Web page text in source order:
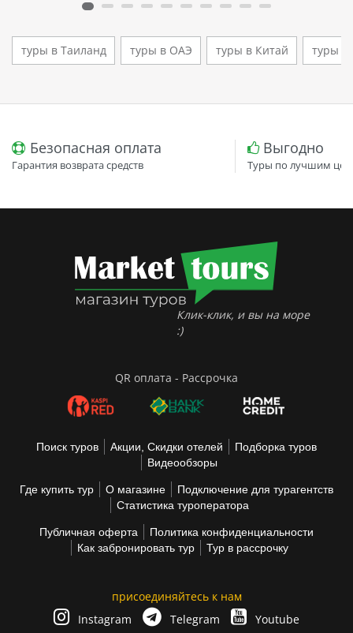
туры в Таиланд туры в ОАЭ туры в Китай туры в
Безопасная оплата
Гарантия возврата средств
Выгодно
Туры по лучшим
Клик-клик, и вы на море
:)
QR оплата - Рассрочка
Поиск туров Акции, Скидки отелей
Подборка туров
Видеообзоры
Где купить тур О магазине
Подключение для турагентств
Статистика туроператора
Публичная оферта
Политика конфиденциальности
Как забронировать тур
Тур в рассрочку
присоединяйтесь к нам
Instagram
Telegram Youtube